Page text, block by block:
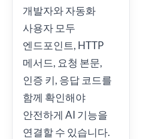
개발자와 자동화
사용자 모두
엔드포인트, HTTP
메서드, 요청 본문,
인증 키, 응답 코드를
함께 확인해야
안전하게 AI 기능을
연결할 수 있습니다.